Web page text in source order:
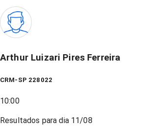
Arthur Luizari Pires Ferreira
CRM-SP 228022
10:00
Resultados para dia 11/08